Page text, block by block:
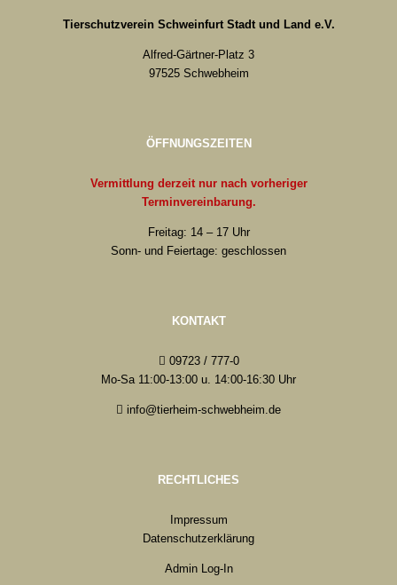
Tierschutzverein Schweinfurt Stadt und Land e.V.
Alfred-Gärtner-Platz 3
97525 Schwebheim
ÖFFNUNGSZEITEN
Vermittlung derzeit nur nach vorheriger
Terminvereinbarung.
Freitag: 14 – 17 Uhr
Sonn- und Feiertage: geschlossen
KONTAKT
09723 / 777-0
Mo-Sa 11:00-13:00 u. 14:00-16:30 Uhr
info@tierheim-schwebheim.de
RECHTLICHES
Impressum
Datenschutzerklärung
Admin Log-In